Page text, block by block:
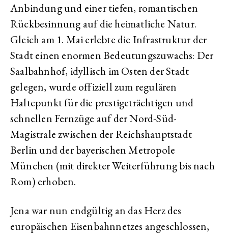
Anbindung und einer tiefen, romantischen
Rückbesinnung auf die heimatliche Natur.
Gleich am 1. Mai erlebte die Infrastruktur der
Stadt einen enormen Bedeutungszuwachs: Der
Saalbahnhof, idyllisch im Osten der Stadt
gelegen, wurde offiziell zum regulären
Haltepunkt für die prestigeträchtigen und
schnellen Fernzüge auf der Nord-Süd-
Magistrale zwischen der Reichshauptstadt
Berlin und der bayerischen Metropole
München (mit direkter Weiterführung bis nach
Rom) erhoben.
Jena war nun endgültig an das Herz des
europäischen Eisenbahnnetzes angeschlossen,